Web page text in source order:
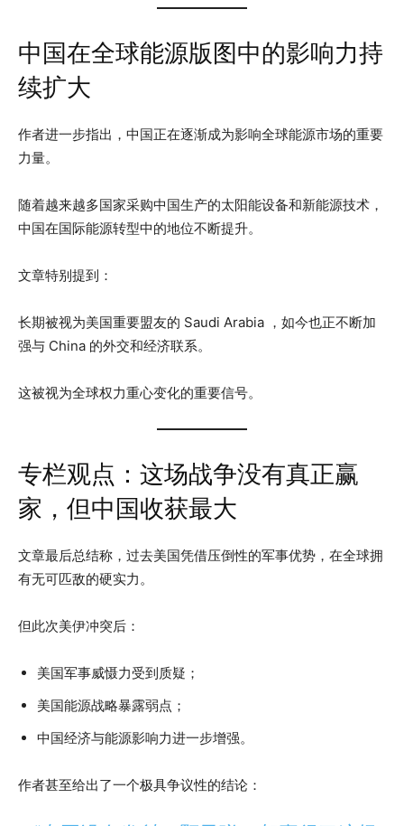
中国在全球能源版图中的影响力持
续扩大
作者进一步指出，中国正在逐渐成为影响全球能源市场的重要
力量。
随着越来越多国家采购中国生产的太阳能设备和新能源技术，
中国在国际能源转型中的地位不断提升。
文章特别提到：
长期被视为美国重要盟友的 Saudi Arabia ，如今也正不断加
强与 China 的外交和经济联系。
这被视为全球权力重心变化的重要信号。
专栏观点：这场战争没有真正赢
家，但中国收获最大
文章最后总结称，过去美国凭借压倒性的军事优势，在全球拥
有无可匹敌的硬实力。
但此次美伊冲突后：
美国军事威慑力受到质疑；
美国能源战略暴露弱点；
中国经济与能源影响力进一步增强。
作者甚至给出了一个极具争议性的结论：